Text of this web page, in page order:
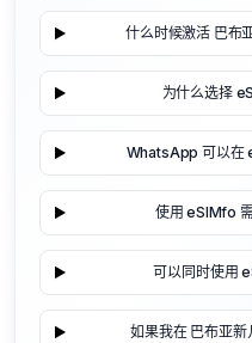
什么时候激活 巴布
为什么选择
WhatsApp 可以在
使用 eSIMfo
可以同时使用
如果我在 巴布亚新